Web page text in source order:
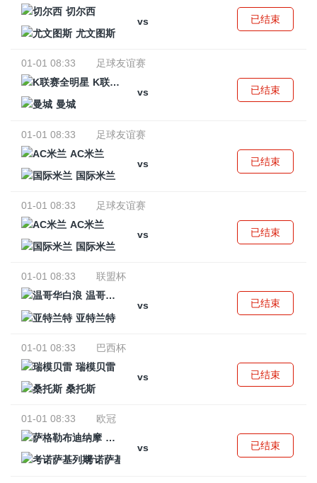
切尔西
vs
尤文图斯
已结束
01-01 08:33
足球友谊赛
K联赛全明星
vs
曼城
已结束
01-01 08:33
足球友谊赛
AC米兰
vs
国际米兰
已结束
01-01 08:33
足球友谊赛
AC米兰
vs
国际米兰
已结束
01-01 08:33
联盟杯
温哥华白浪
vs
亚特兰特
已结束
01-01 08:33
巴西杯
瑞模贝雷
vs
桑托斯
已结束
01-01 08:33
欧冠
萨格勒布迪纳摩
vs
考诺萨基列斯
已结束